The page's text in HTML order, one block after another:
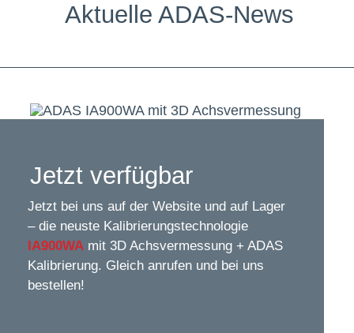
Aktuelle ADAS-News
Jetzt verfügbar
Jetzt bei uns auf der Website und auf Lager
– die neuste Kalibrierungstechnologie
IA900WA mit 3D Achsvermessung + ADAS
Kalibrierung. Gleich anrufen und bei uns
bestellen!